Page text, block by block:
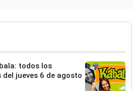
todos los
jueves 6 de agosto